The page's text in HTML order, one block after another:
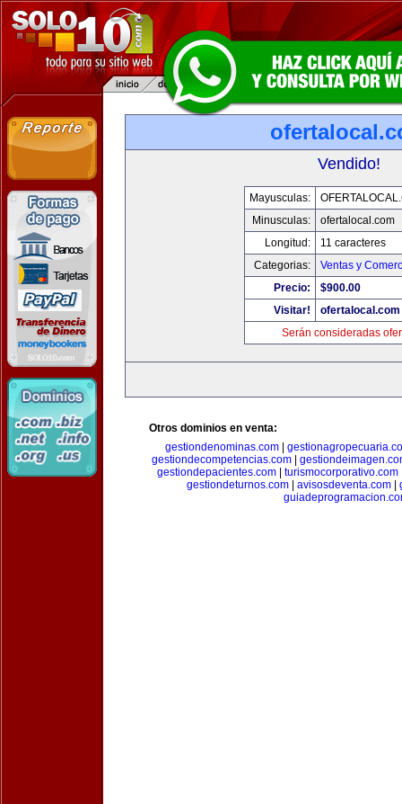
Vendido!
Mayusculas:
Minusculas:
ofertalocal.com
Longitud:
11 caracteres
Categorias:
Ventas y
Precio:
$900.00
Visitar!
ofertalocal.com
Serán consideradas
Otros dominios en venta:
gestiondenominas.com|
gestiondecompetencias.com|
gestiondepacientes.com| turismocorporativo.com
gestiondeturnos.com| avisosdeventa.com|